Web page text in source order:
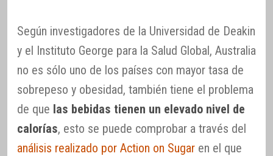
Según investigadores de la Universidad de Deakin
y el Instituto George para la Salud Global, Australia
no es sólo uno de los países con mayor tasa de
sobrepeso y obesidad, también tiene el problema
de que las bebidas tienen un elevado nivel de
calorías, esto se puede comprobar a través del
análisis realizado por Action on Sugar en el que